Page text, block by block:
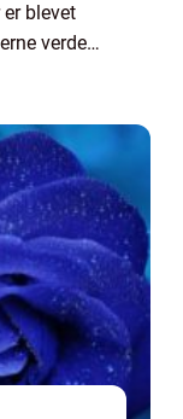
blevet
verden,